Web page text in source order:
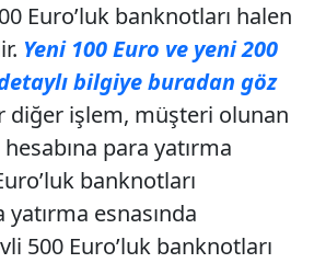
Euro’luk banknotları halen
Yeni 100 Euro ve yeni 200
bilgiye buradan göz
diğer işlem, müşteri olunan
para yatırma
banknotları
esnasında
500 Euro’luk banknotları